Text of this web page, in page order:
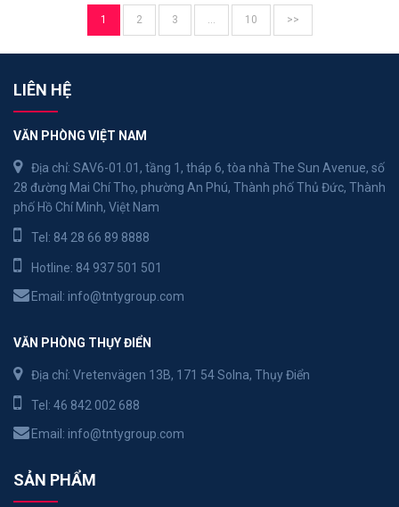
1 2 3 10 >>
LIÊN HỆ
VĂN PHÒNG VIỆT NAM
Địa chỉ: SAV6-01.01, tầng 1, tháp 6, tòa nhà The Sun Avenue, số
28 đường Mai Chí Thọ, phường An Phú, Thành phố Thủ Đức, Thành
phố Hồ Chí Minh, Việt Nam
Tel: 84 28 66 89 8888
Hotline: 84 937 501 501
Email: info@tntygroup.com
VĂN PHÒNG THỤY ĐIỂN
Địa chỉ: Vretenvägen 13B, 171 54 Solna, Thụy Điển
Tel: 46 842 002 688
Email: info@tntygroup.com
SẢN PHẨM